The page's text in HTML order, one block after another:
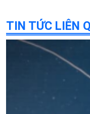
TIN TỨC LIÊN